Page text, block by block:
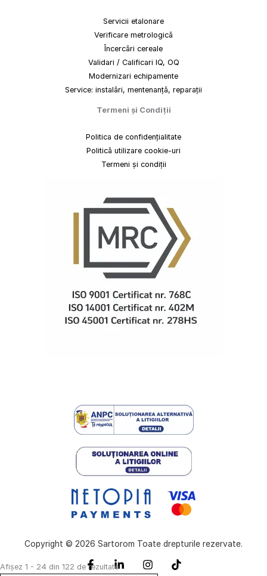
Afișez 1 - 24 din 122 de rezultateSortat
Servicii etalonare
Verificare metrologică
Încercări cereale
Validari / Calificari IQ, OQ
Modernizari echipamente
Service: instalări, mentenanță, reparații
Termeni și Condiții
Politica de confidențialitate
Politică utilizare cookie-uri
Termeni și condiții
Copyright © 2026 Sartorom Toate drepturile rezervate.